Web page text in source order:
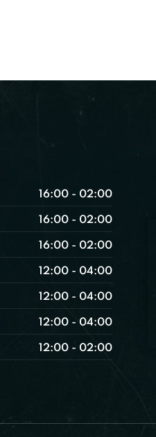
16:00 - 02:00
16:00 - 02:00
16:00 - 02:00
12:00 - 04:00
12:00 - 04:00
12:00 - 04:00
12:00 - 02:00